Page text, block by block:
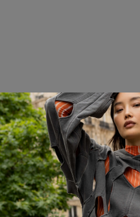
Шапка
825.03.HAT02.01
4 500 ₽
О товаре
Бренд: Red September
Цвет: